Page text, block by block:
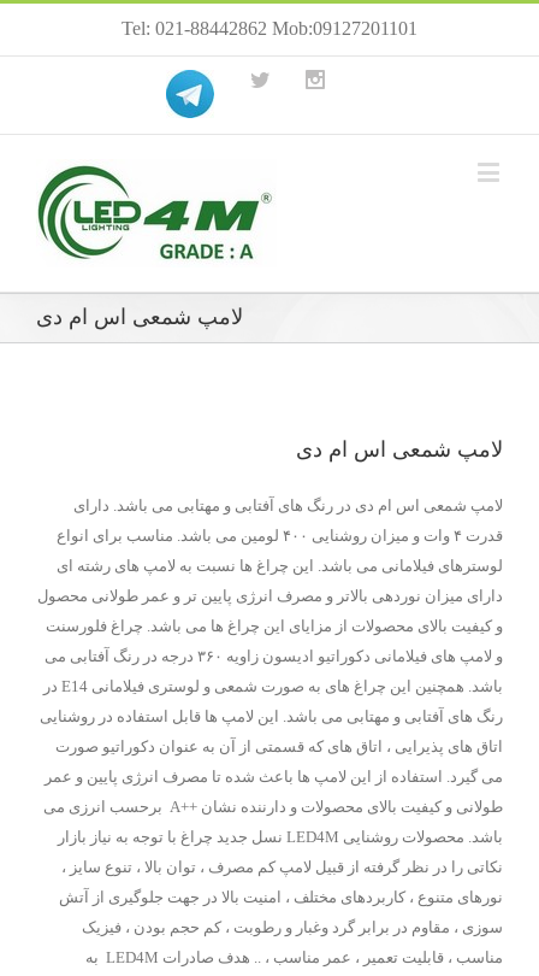
Tel: 021-88442862 Mob:09127201101
لامپ شمعی اس ام دی
لامپ شمعی اس ام دی
لامپ شمعی اس ام دی در رنگ های آفتابی و مهتابی می باشد. دارای
قدرت ۴ وات و میزان روشنایی ۴۰۰ لومین می باشد. مناسب برای انواع
لوسترهای فیلامانی می باشد. این چراغ ها نسبت به لامپ های رشته ای
دارای میزان نوردهی بالاتر و مصرف انرژی پایین تر و عمر طولانی محصول
و کیفیت بالای محصولات از مزایای این چراغ ها می باشد. چراغ فلورسنت
و لامپ های فیلامانی دکوراتیو ادیسون زاویه ۳۶۰ درجه در رنگ آفتابی می
باشد. همچنین این چراغ های به صورت شمعی و لوستری فیلامانی E14 در
رنگ های آفتابی و مهتابی می باشد. این لامپ ها قابل استفاده در روشنایی
اتاق های پذیرایی ، اتاق های که قسمتی از آن به عنوان دکوراتیو صورت
می گیرد. استفاده از این لامپ ها باعث شده تا مصرف انرژی پایین و عمر
طولانی و کیفیت بالای محصولات و دارننده نشان ++A برحسب انرزی می
باشد. محصولات روشنایی LED4M نسل جدید چراغ با توجه به نیاز بازار
نکاتی را در نظر گرفته از قبیل لامپ کم مصرف ، توان بالا ، تنوع سایز ،
نورهای متنوع ، کاربردهای مختلف ، امنیت بالا در جهت جلوگیری از آتش
سوزی ، مقاوم در برابر گرد وغبار و رطوبت ، کم حجم بودن ، فیزیک
مناسب ، قابلیت تعمیر ، عمر مناسب ، .. هدف صادرات LED4M به